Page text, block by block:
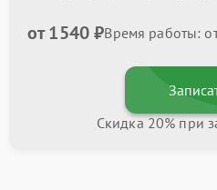
от 1540 ₽Время работы:
Скидка 20% при